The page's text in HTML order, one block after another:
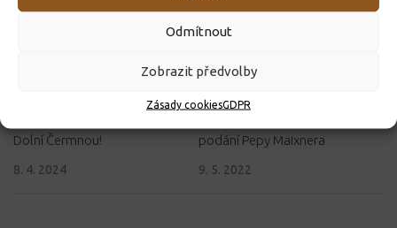
Odmítnout
Zobrazit předvolby
Zásady cookiesGDPR
Dolní Čermnou!
8. 4. 2024
podání Pepy Maixnera
9. 5. 2022